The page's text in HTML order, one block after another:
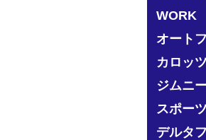
WORK
オート
カロッ
ジムニ
スポー
デルタ